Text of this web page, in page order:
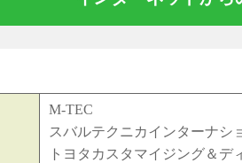
M-TEC
スバルテクニカインターナシ
トヨタカスタマイジング＆デ